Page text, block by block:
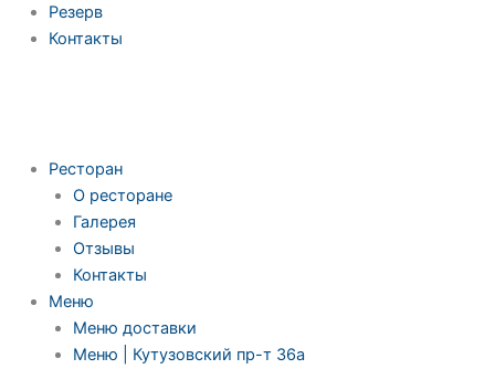
Резерв
Контакты
Ресторан
О ресторане
Галерея
Отзывы
Контакты
Меню
Меню доставки
Меню | Кутузовский пр-т 36а